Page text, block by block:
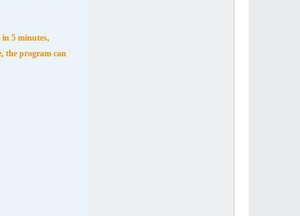
in 5 minutes,
the program can